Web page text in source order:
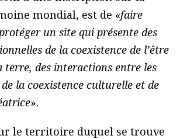
mondial, est de «faire
un site qui présente des
de la coexistence de l’être
terre, des interactions entre les
la coexistence culturelle et de
».
le territoire duquel se trouve